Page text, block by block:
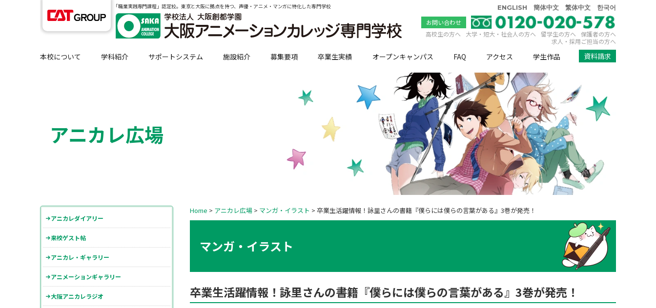
｢職業実践専門課程」認定校。東京と大阪に拠点を持つ、声優・アニメ・マンガに特化した専門学校 ENGLISH 簡体中文 繁体中文 한국어
お問い合わせ
高校生の方へ
大学・短大・社会人の方へ 留学生の方へ
保護者の方へ
求人・採用ご担当の方へ
本校について 学科紹介 サポートシステム 施設紹介 募集要項 卒業生実績 オープンキャンパス FAQ アクセス 学生作品 資料請求
アニカレ広場
Home > アニカレ広場> マンガ・イラスト > 卒業生活躍情報！詠里さんの書籍『僕らには僕らの言葉がある』3巻が発売！
マンガ・イラスト
卒業生活躍情報！詠里さんの書籍『僕らには僕らの言葉がある』3巻が発売！
アニカレダイアリー
来校ゲスト帖
アニカレ・ギャラリー
アニメーションギャラリー
大阪アニカレラジオ